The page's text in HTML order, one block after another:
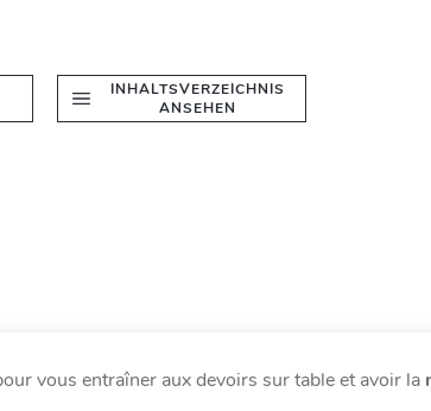
INHALTSVERZEICHNIS
ANSEHEN
vous entraîner aux devoirs sur table et avoir la